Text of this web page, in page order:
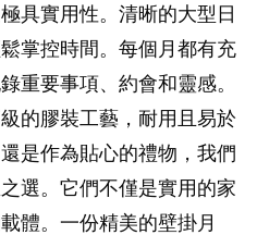
具實用性。清晰的大型日
掌控時間。每個月都有充
重要事項、約會和靈感。
的膠裝工藝，耐用且易於
是作為貼心的禮物，我們
選。它們不僅是實用的家
體。一份精美的壁掛月